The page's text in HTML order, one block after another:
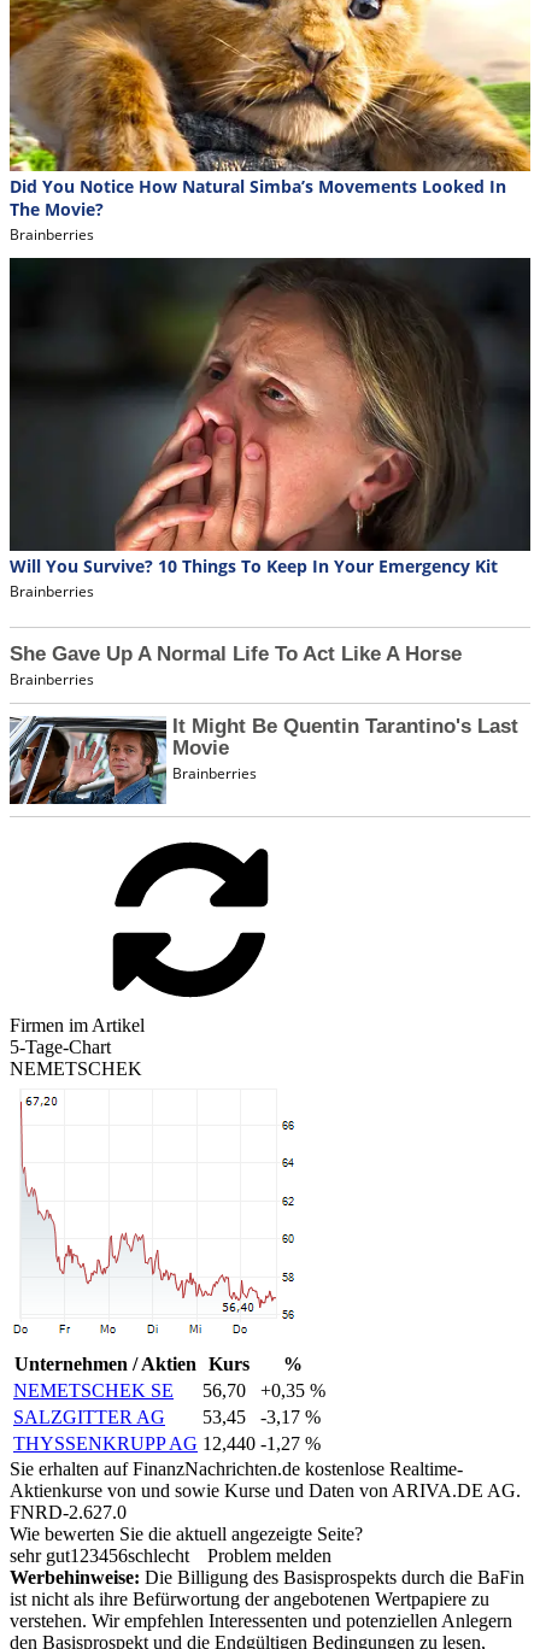
Firmen im Artikel
5-Tage-Chart
NEMETSCHEK
Unternehmen / Aktien Kurs
%
NEMETSCHEK SE
56,70
+0,35 %
SALZGITTER AG
53,45
-3,17 %
THYSSENKRUPP AG 12,440 -1,27 %
Sie erhalten auf FinanzNachrichten.de kostenlose Realtime-
Aktienkurse von und sowie Kurse und Daten von ARIVA.DE AG.
FNRD-2.627.0
Wie bewerten Sie die aktuell angezeigte Seite?
sehr gut1 23456schlecht
Problem melden
Werbehinweise: Die Billigung des Basisprospekts durch die BaFin
ist nicht als ihre Befürwortung der angebotenen Wertpapiere zu
verstehen. Wir empfehlen Interessenten und potenziellen Anlegern
den Basisprospekt und die Endgültigen Bedingungen zu lesen,